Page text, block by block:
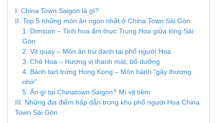
I. China Town Saigon là gì?
II. Top 5 những món ăn ngon nhất ở China Town Sài Gòn
1. Dimsum – Tinh hoa ẩm thực Trung Hoa giữa lòng Sài
Gòn
2. Vịt quay – Món ăn trứ danh tại phố người Hoa
3. Chè Hoa – Hương vị thanh mát, bổ dưỡng
4. Bánh tart trứng Hong Kong – Món bánh “gây thương
nhớ”
5. Ăn gì tại Chinatown Saigon? Mì vịt tiềm
III. Những địa điểm hấp dẫn trong khu phố người Hoa China
Town Sài Gòn